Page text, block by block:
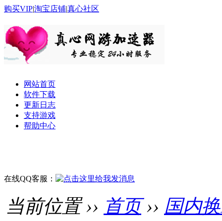
购买VIP|淘宝店铺|真心社区
网站首页
软件下载
更新日志
支持游戏
帮助中心
在线QQ客服：
当前位置 ›› 首页›› 国内